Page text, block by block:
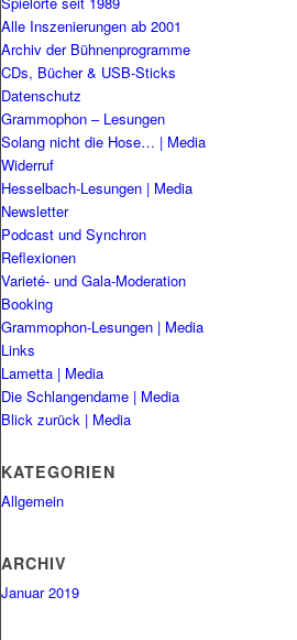
Alle Inszenierungen ab 2001
Archiv der Bühnenprogramme
CDs, Bücher & USB-Sticks
Datenschutz
Grammophon – Lesungen
Solang nicht die Hose… | Media
Widerruf
Hesselbach-Lesungen | Media
Newsletter
Podcast und Synchron
Reflexionen
Varieté- und Gala-Moderation
Booking
Grammophon-Lesungen | Media
Links
Lametta | Media
Die Schlangendame | Media
Blick zurück | Media
KATEGORIEN
Allgemein
ARCHIV
Januar 2019